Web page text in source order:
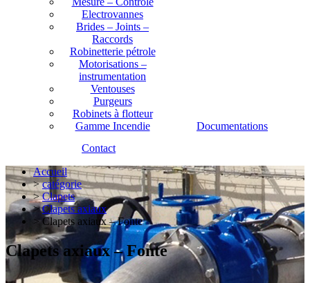
Electrovannes
Brides – Joints –
Raccords
Robinetterie pétrole
Motorisations –
instrumentation
Ventouses
Purgeurs
Robinets à flotteur
Gamme Incendie
Documentations
Contact
Accueil
>catégorie
>Clapets
>Clapets axiaux
> Clapets axiaux – Fonte
Clapets axiaux – Fonte